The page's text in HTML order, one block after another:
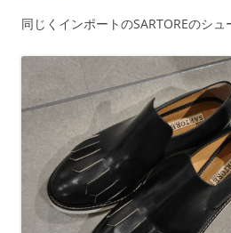
同じくインポートのSARTOREのシュ